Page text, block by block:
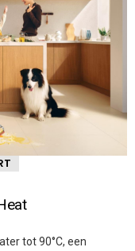
tot 90°C, een